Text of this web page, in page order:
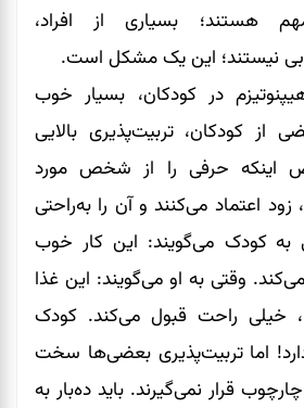
هستند؛ بسیاری از افراد،
نیستند؛ این یک مشکل است.
در کودکان، بسیار خوب
از کودکان، تربیت‌پذیری بالایی
اینکه حرفی را از شخص مورد
اعتماد می‌کنند و آن ‌را به‌راحتی
به کودک می‌گویند: این کار خوب
وقتی به او می‌گویند: این غذا
خیلی راحت قبول می‌کند. کودک
اما تربیت‌پذیری بعضی‌ها سخت
قرار نمی‌گیرند. باید ده‌بار به